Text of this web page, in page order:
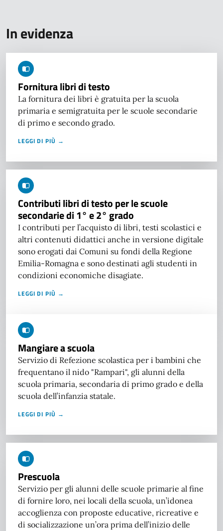
In evidenza
Fornitura libri di testo
La fornitura dei libri è gratuita per la scuola
primaria e semigratuita per le scuole secondarie
di primo e secondo grado.
LEGGI DI PIÙ →
Contributi libri di testo per le scuole
secondarie di 1° e 2° grado
I contributi per l’acquisto di libri, testi scolastici e
altri contenuti didattici anche in versione digitale
sono erogati dai Comuni su fondi della Regione
Emilia-Romagna e sono destinati agli studenti in
condizioni economiche disagiate.
LEGGI DI PIÙ →
Mangiare a scuola
Servizio di Refezione scolastica per i bambini che
frequentano il nido "Rampari", gli alunni della
scuola primaria, secondaria di primo grado e della
scuola dell’infanzia statale.
LEGGI DI PIÙ →
Prescuola
Servizio per gli alunni delle scuole primarie al fine
di fornire loro, nei locali della scuola, un’idonea
accoglienza con proposte educative, ricreative e
di socializzazione un’ora prima dell’inizio delle